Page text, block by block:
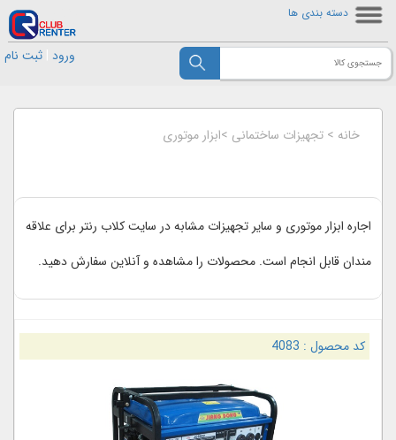
دسته بندی ها
ورود ثبت نام
خانه > تجهیزات ساختمانی >ابزار موتوری
اجاره ابزار موتوری و سایر تجهیزات مشابه در سایت کلاب رنتر برای علاقه
مندان قابل انجام است. محصولات را مشاهده و آنلاین سفارش دهید.
کد محصول : 4083